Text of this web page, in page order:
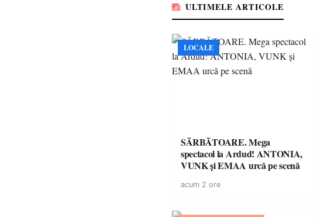
ULTIMELE ARTICOLE
LOCALE
SĂRBĂTOARE. Mega
spectacol la Ardud! ANTONIA,
VUNK și EMAA urcă pe scenă
acum 2 ore